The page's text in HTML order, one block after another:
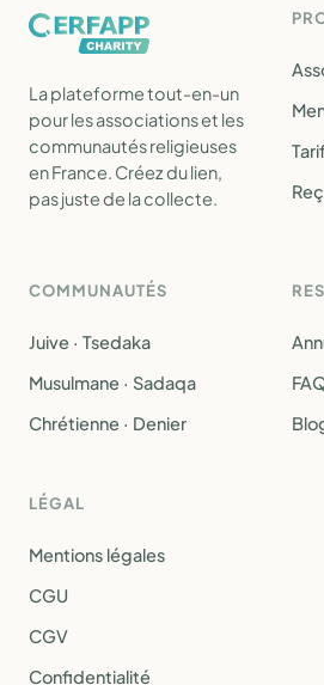
La plateforme tout-en-un
pour les associations et les
communautés religieuses
en France. Créez du lien,
pas juste de la collecte.
COMMUNAUTÉS
Juive · Tsedaka
Musulmane · Sadaqa
Chrétienne · Denier
LÉGAL
Mentions légales
CGU
CGV
Confidentialité